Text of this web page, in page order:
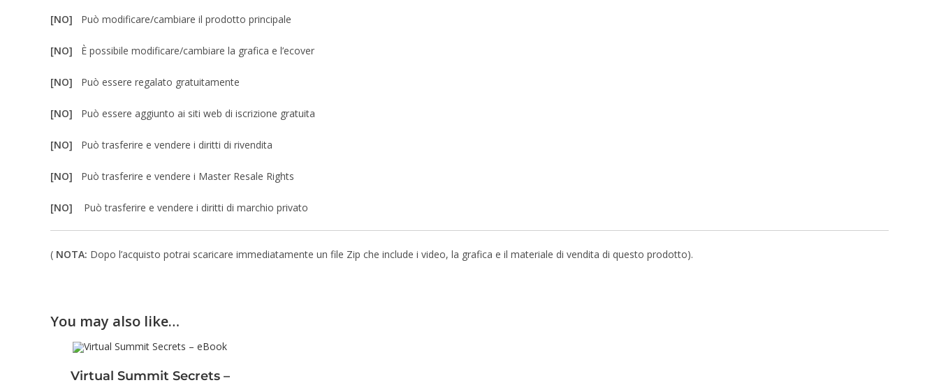
[NO] Può modificare/cambiare il prodotto principale
[NO] È possibile modificare/cambiare la grafica e l’ecover
[NO] Può essere regalato gratuitamente
[NO] Può essere aggiunto ai siti web di iscrizione gratuita
[NO] Può trasferire e vendere i diritti di rivendita
[NO] Può trasferire e vendere i Master Resale Rights
[NO] Può trasferire e vendere i diritti di marchio privato
( NOTA: Dopo l’acquisto potrai scaricare immediatamente un file Zip che include i video, la grafica e il materiale di vendita di questo prodotto).
You may also like…
Virtual Summit Secrets –